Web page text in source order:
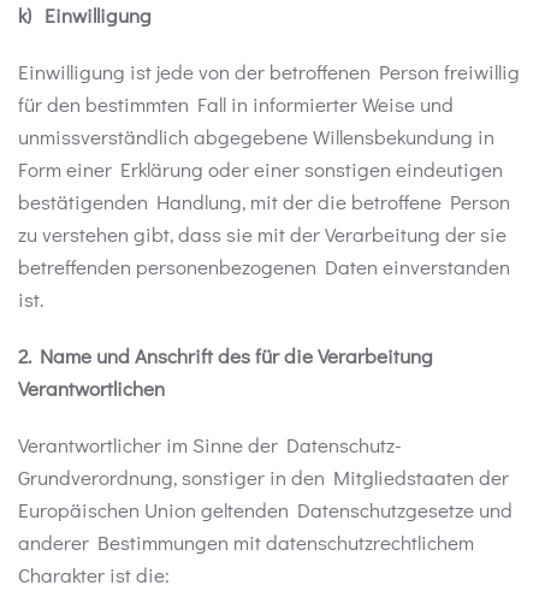
k) Einwilligung
Einwilligung ist jede von der betroffenen Person freiwillig
für den bestimmten Fall in informierter Weise und
unmissverständlich abgegebene Willensbekundung in
Form einer Erklärung oder einer sonstigen eindeutigen
bestätigenden Handlung, mit der die betroffene Person
zu verstehen gibt, dass sie mit der Verarbeitung der sie
betreffenden personenbezogenen Daten einverstanden
ist.
2. Name und Anschrift des für die Verarbeitung
Verantwortlichen
Verantwortlicher im Sinne der Datenschutz-
Grundverordnung, sonstiger in den Mitgliedstaaten der
Europäischen Union geltenden Datenschutzgesetze und
anderer Bestimmungen mit datenschutzrechtlichem
Charakter ist die: